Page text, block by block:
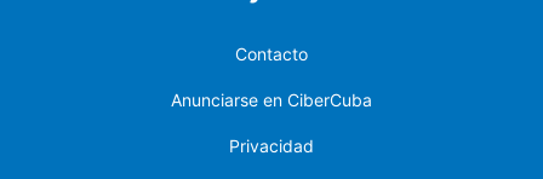
Contacto
Anunciarse en CiberCuba
Privacidad